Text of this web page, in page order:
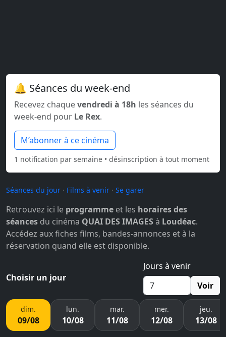
🔔 Séances du week-end
Recevez chaquevendredi à 18h les séances du
week-end pour Le Rex.
M’abonner à ce cinéma
1 notification par semaine • désinscription à tout moment
Séances du jour · Films à venir · Se garer
Retrouvez ici le programme et les horaires des
séances du cinéma QUAI DES IMAGES à Loudéac.
Accédez aux fiches films, bandes-annonces et à la
réservation quand elle est disponible.
Choisir un jour
Jours à venir
Voir
dim.
09/08
lun.
10/08
mar.
11/08
mer.
12/08
jeu.
13/08